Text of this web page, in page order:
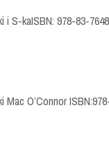
S-kaISBN: 978-83-
O’Connor